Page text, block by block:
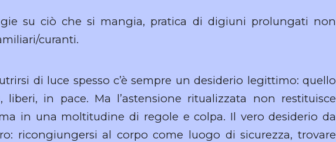
su ciò che si mangia, pratica di digiuni prolungati non
curanti.
di luce spesso c’è sempre un desiderio legittimo: quello
in pace. Ma l’astensione ritualizzata non restituisce
in una moltitudine di regole e colpa. Il vero desiderio da
ricongiungersi al corpo come luogo di sicurezza, trovare